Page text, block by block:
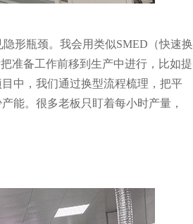
形瓶颈。我会用类似SMED（快速换
准备工作前移到生产中进行，比如提
中，我们通过换型流程梳理，把平
能。很多老板只盯着每小时产量，